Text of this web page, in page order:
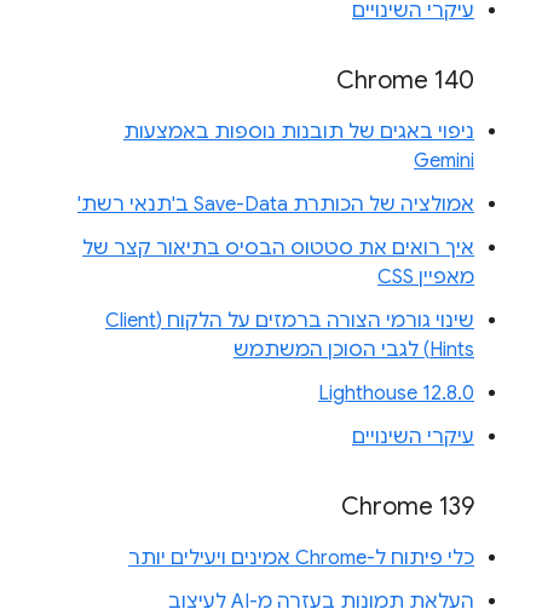
עיקרי השינויים
Chrome 140
ניפוי באגים של תובנות נוספות באמצעות
Gemini
אמולציה של הכותרת Save-Data ב'תנאי רשת'
איך רואים את סטטוס הבסיס בתיאור קצר של
מאפיין CSS
שינוי גורמי הצורה ברמזים על הלקוח (Client
Hints) לגבי הסוכן המשתמש
Lighthouse 12.8.0
עיקרי השינויים
Chrome 139
כלי פיתוח ל-Chrome אמינים ויעילים יותר
העלאת תמונות בעזרה מ-AI לעיצוב